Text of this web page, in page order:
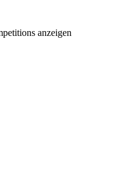
anzeigen